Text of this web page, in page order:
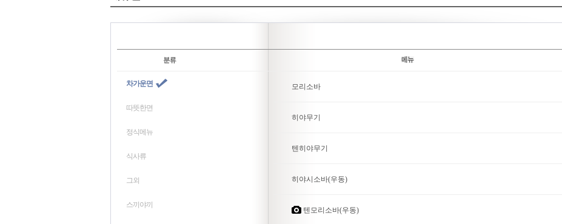
차가운면
따뜻한면
정식메뉴
식사류
그외
스끼야끼
모리소바
히야무기
텐히야무기
히야시소바(우동)
텐모리소바(우동)